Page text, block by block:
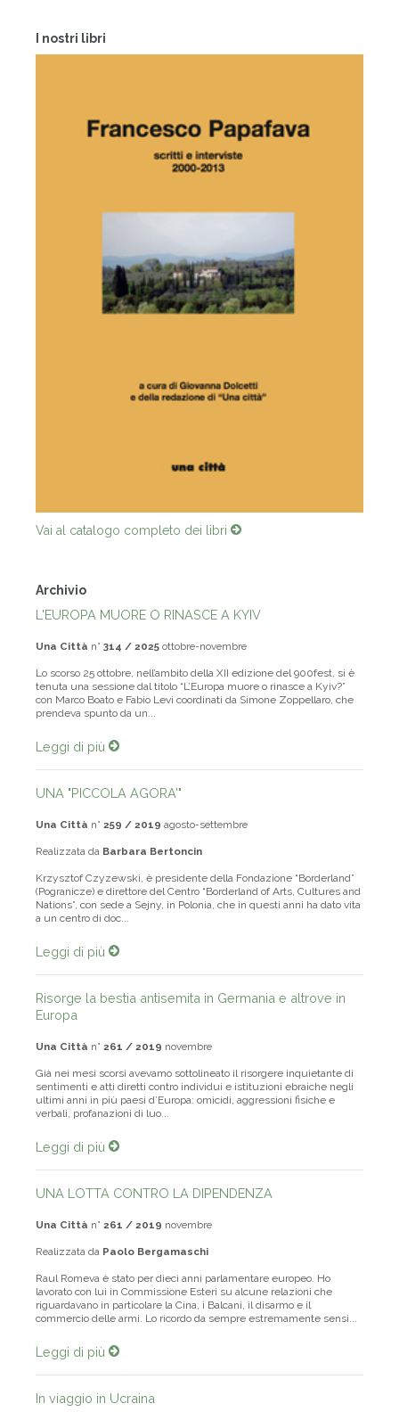
I nostri libri
Vai al catalogo completo dei libri
Archivio
L'EUROPA MUORE O RINASCE A KYIV
Una Città n° 314 / 2025 ottobre-novembre
Lo scorso 25 ottobre, nell’ambito della XII edizione del 900fest, si è
tenuta una sessione dal titolo “L’Europa muore o rinasce a Kyiv?”
con Marco Boato e Fabio Levi coordinati da Simone Zoppellaro, che
prendeva spunto da un...
Leggi di più
UNA "PICCOLA AGORA'"
Una Città n° 259 / 2019 agosto-settembre
Realizzata da Barbara Bertoncin
Krzysztof Czyzewski, è presidente della Fondazione “Borderland”
(Pogranicze) e direttore del Centro “Borderland of Arts, Cultures and
Nations”, con sede a Sejny, in Polonia, che in questi anni ha dato vita
a un centro di doc...
Leggi di più
Risorge la bestia antisemita in Germania e altrove in
Europa
Una Città n° 261 / 2019 novembre
Già nei mesi scorsi avevamo sottolineato il risorgere inquietante di
sentimenti e atti diretti contro individui e istituzioni ebraiche negli
ultimi anni in più paesi d’Europa: omicidi, aggressioni fisiche e
verbali, profanazioni di luo...
Leggi di più
UNA LOTTA CONTRO LA DIPENDENZA
Una Città n° 261 / 2019 novembre
Realizzata da Paolo Bergamaschi
Raul Romeva è stato per dieci anni parlamentare europeo. Ho
lavorato con lui in Commissione Esteri su alcune relazioni che
riguardavano in particolare la Cina, i Balcani, il disarmo e il
commercio delle armi. Lo ricordo da sempre estremamente sensi...
Leggi di più
In viaggio in Ucraina